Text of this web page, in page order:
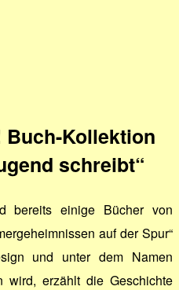
Buch-Kollektion
schreibt“
bereits einige Bücher von
auf der Spur“
und unter dem Namen
wird, erzählt die Geschichte